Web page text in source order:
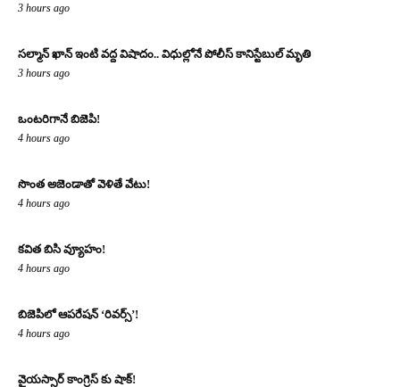
3 hours ago
సల్మాన్ ఖాన్ ఇంటి వద్ద విషాదం.. విధుల్లోనే పోలీస్ కానిస్టేబుల్ మృతి
3 hours ago
ఒంటరిగానే బిజెపి!
4 hours ago
సొంత అజెండాతో వెళితే వేటు!
4 hours ago
కవిత బిసి వ్యూహం!
4 hours ago
బిజెపిలో ఆపరేషన్ ‘రివర్స్’!
4 hours ago
వైయస్సార్ కాంగ్రెస్ కు షాక్!